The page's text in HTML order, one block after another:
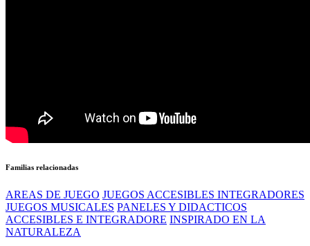
Familias relacionadas
AREAS DE JUEGO JUEGOS ACCESIBLES INTEGRADORES
JUEGOS MUSICALES PANELES Y DIDACTICOS
ACCESIBLES E INTEGRADORE INSPIRADO EN LA
NATURALEZA